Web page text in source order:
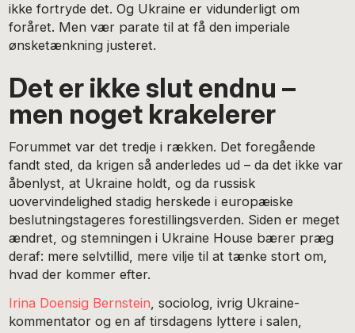
ikke fortryde det. Og Ukraine er vidunderligt om
foråret. Men vær parate til at få den imperiale
ønsketænkning justeret.
Det er ikke slut endnu –
men noget krakelerer
Forummet var det tredje i rækken. Det foregående
fandt sted, da krigen så anderledes ud – da det ikke var
åbenlyst, at Ukraine holdt, og da russisk
uovervindelighed stadig herskede i europæiske
beslutningstageres forestillingsverden. Siden er meget
ændret, og stemningen i Ukraine House bærer præg
deraf: mere selvtillid, mere vilje til at tænke stort om,
hvad der kommer efter.
Irina Doensig Bernstein, sociolog, ivrig Ukraine-
kommentator og en af tirsdagens lyttere i salen,